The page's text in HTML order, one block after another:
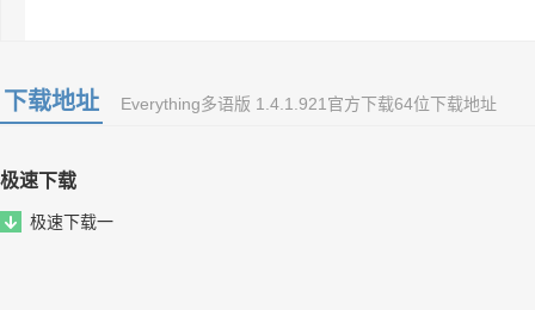
45、剔除列表文件中重复数据
下载地址 Everything多语版 1.4.1.921官方下载64位下载地址
极速下载
极速下载一